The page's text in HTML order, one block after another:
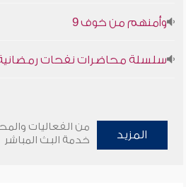
وأمنهم من خوف 9
سلسلة محاضرات نفحات رمضانية
المزيد
من الفعاليات
خدمة البث المباشر